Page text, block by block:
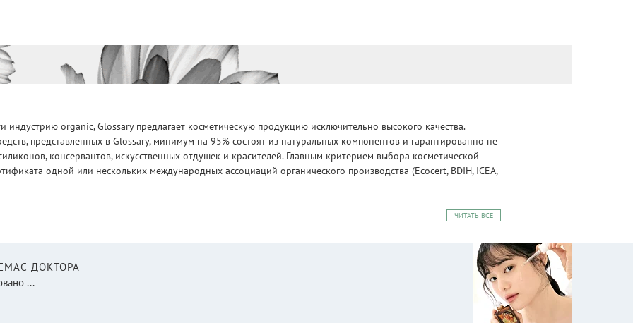
индустрию organic, Glossary предлагает косметическую продукцию исключительно высокого качества.
представленных в Glossary, минимум на 95% состоят из натуральных компонентов и гарантированно не
консервантов, искусственных отдушек и красителей. Главным критерием выбора косметической
одной или нескольких международных ассоциаций органического производства (Ecocert, BDIH, ICEA,
ЧИТАТЬ ВСЕ
ДОКТОРА
...